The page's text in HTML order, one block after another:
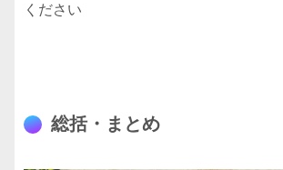
ください
総括・まとめ